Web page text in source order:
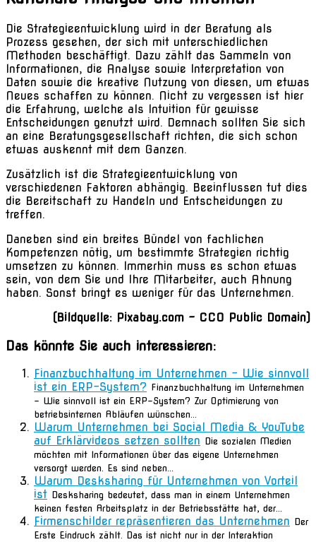
Die Strategieentwicklung wird in der Beratung als
Prozess gesehen, der sich mit unterschiedlichen
Methoden beschäftigt. Dazu zählt das Sammeln von
Informationen, die Analyse sowie Interpretation von
Daten sowie die kreative Nutzung von diesen, um etwas
Neues schaffen zu können. Nicht zu vergessen ist hier
die Erfahrung, welche als Intuition für gewisse
Entscheidungen genutzt wird. Demnach sollten Sie sich
an eine Beratungsgesellschaft richten, die sich schon
etwas auskennt mit dem Ganzen.
Zusätzlich ist die Strategieentwicklung von
verschiedenen Faktoren abhängig. Beeinflussen tut dies
die Bereitschaft zu Handeln und Entscheidungen zu
treffen.
Daneben sind ein breites Bündel von fachlichen
Kompetenzen nötig, um bestimmte Strategien richtig
umsetzen zu können. Immerhin muss es schon etwas
sein, von dem Sie und Ihre Mitarbeiter, auch Ahnung
haben. Sonst bringt es weniger für das Unternehmen.
(Bildquelle: Pixabay.com – CC0 Public Domain)
Das könnte Sie auch interessieren:
Finanzbuchhaltung im Unternehmen – Wie sinnvoll
ist ein ERP-System? Finanzbuchhaltung im Unternehmen
– Wie sinnvoll ist ein ERP-System? Zur Optimierung von
betriebsinternen Abläufen wünschen...
Warum Unternehmen bei Social Media & YouTube
auf Erklärvideos setzen sollten Die sozialen Medien
möchten mit Informationen über das eigene Unternehmen
versorgt werden. Es sind neben...
Warum Desksharing für Unternehmen von Vorteil
ist Desksharing bedeutet, dass man in einem Unternehmen
keinen festen Arbeitsplatz in der Betriebsstätte hat, der...
Firmenschilder repräsentieren das Unternehmen Der
Erste Eindruck zählt. Das ist nicht nur in der Interaktion